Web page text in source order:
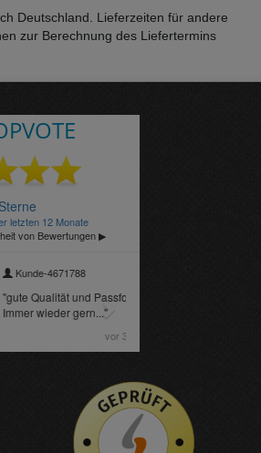
Deutschland. Lieferzeiten für andere
zur Berechnung des Liefertermins